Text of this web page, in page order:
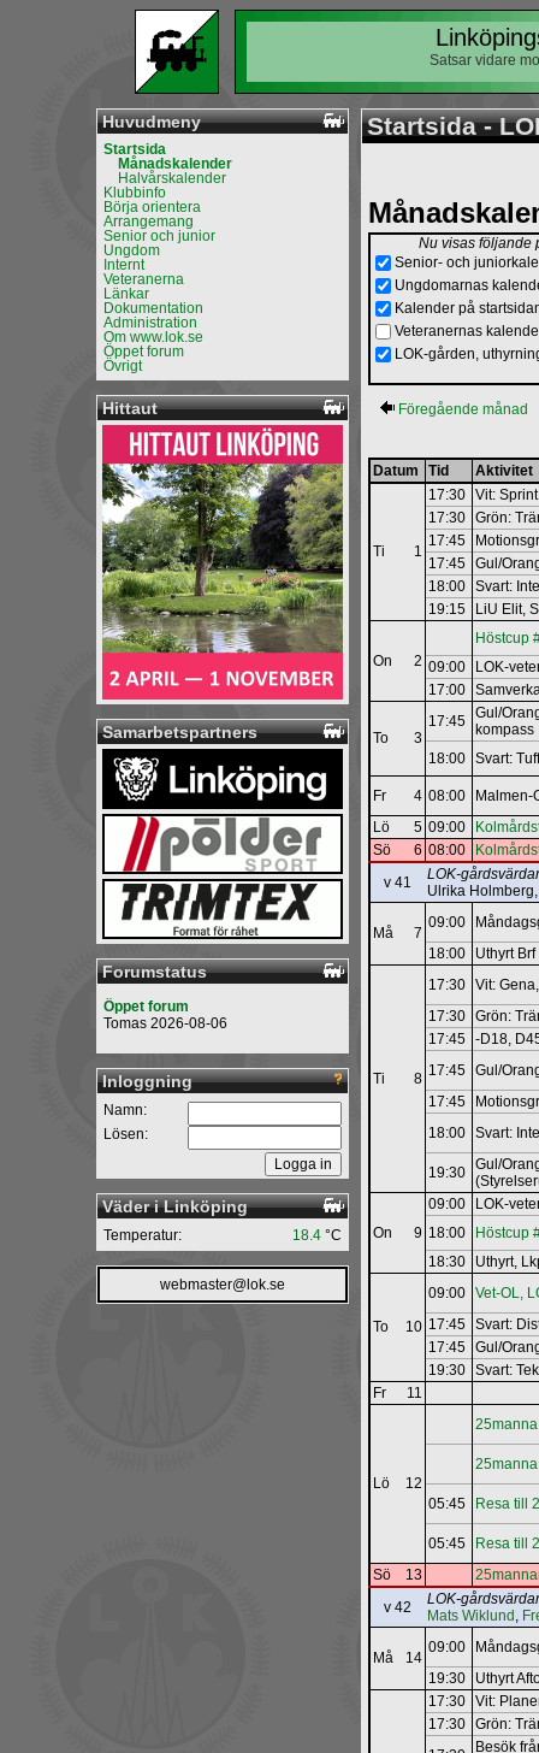
Satsar vidare
Huvudmeny
Startsida
Månadskalender
Halvårskalender
Klubbinfo
Börja orientera
Arrangemang
Senior och junior
Ungdom
Internt
Veteranerna
Länkar
Dokumentation
Administration
Om www.lok.se
Öppet forum
Övrigt
Hittaut
Samarbetspartners
Forumstatus
Öppet forum
Tomas 2026-08-06
Inloggning
Namn:
Lösen:
Väder i Linköping
18.4 °C
Temperatur:
webmaster@lok.se
Startsida -
Nu visas följande
Senior- och
Ungdomarnas
Kalender på
Veteranernas
LOK-gården,
Föregående månad
Datum Tid Aktivitet
Ti 1
17:30 Vit:
17:30 Grön:
17:45
17:45 Gul/
18:00 Svart:
19:15
LiU Elit,
On 2
Höstcup
09:00
LOK-­
17:00
To 3
17:45 Gul/
kompass
18:00 Svart:
Fr 4 08:00
Lö
5 09:00
Sö
6 08:00
v 41
LOK-gårdsvärdar
Ulrika
Må 7
09:00
18:00
Uthyrt
Ti 8
17:30 Vit:
17:30 Grön:
17:45 -D18,
17:45 Gul/
17:45
18:00 Svart:
19:30 Gul/
On 9
09:00
LOK-­
18:00
Höstcup
18:30
Uthyrt,
To 10
09:00 Vet-OL,
17:45 Svart:
17:45 Gul/
19:30 Svart:
Fr
11
Lö 12
25manna
25manna
05:45 Resa till
05:45
Resa till
Sö
13
v 42
LOK-gårdsvärdar
Mats Wiklund ,
Må 14
09:00
19:30
Uthyrt
17:30 Vit:
17:30 Grön:
Besök